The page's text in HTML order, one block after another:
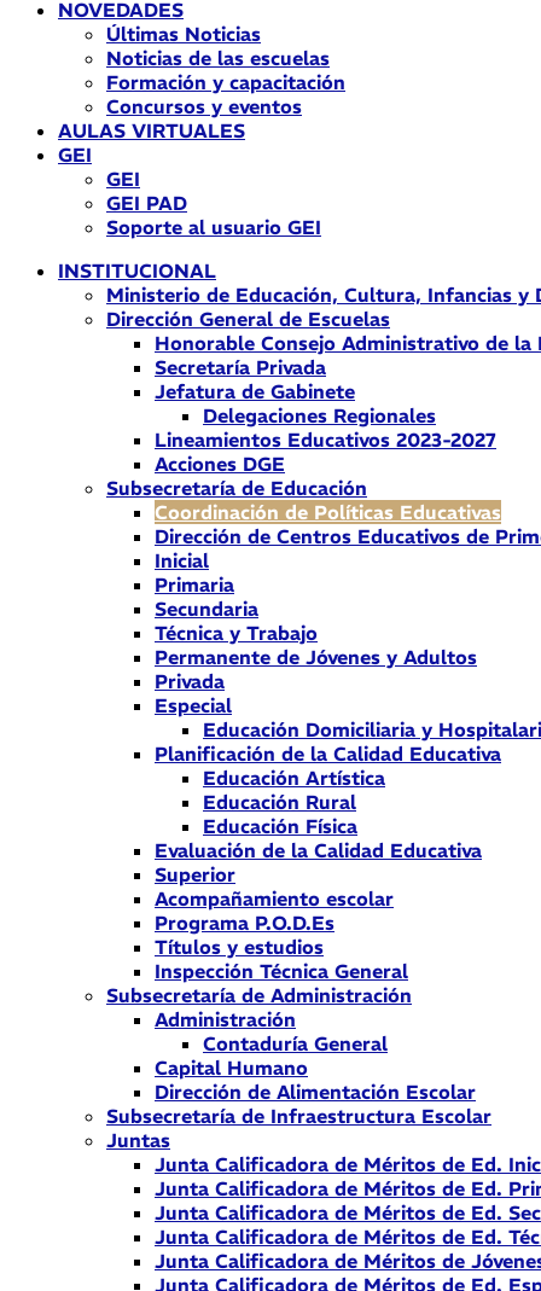
NOVEDADES
Últimas Noticias
Noticias de las escuelas
Formación y capacitación
Concursos y eventos
AULAS VIRTUALES
GEI
GEI
GEI PAD
Soporte al usuario GEI
INSTITUCIONAL
Ministerio de Educación, Cultura, Infancias y
Dirección General de Escuelas
Honorable Consejo Administrativo de la
Secretaría Privada
Jefatura de Gabinete
Delegaciones Regionales
Lineamientos Educativos 2023-2027
Acciones DGE
Subsecretaría de Educación
Coordinación de Políticas Educativas
Dirección de Centros Educativos de
Inicial
Primaria
Secundaria
Técnica y Trabajo
Permanente de Jóvenes y Adultos
Privada
Especial
Educación Domiciliaria y
Planificación de la Calidad Educativa
Educación Artística
Educación Rural
Educación Física
Evaluación de la Calidad Educativa
Superior
Acompañamiento escolar
Programa P.O.D.Es
Títulos y estudios
Inspección Técnica General
Subsecretaría de Administración
Administración
Contaduría General
Capital Humano
Dirección de Alimentación Escolar
Subsecretaría de Infraestructura Escolar
Juntas
Junta Calificadora de Méritos de Ed.
Junta Calificadora de Méritos de Ed.
Junta Calificadora de Méritos de Ed.
Junta Calificadora de Méritos de Ed.
Junta Calificadora de Méritos de
Junta Calificadora de Méritos de Ed.